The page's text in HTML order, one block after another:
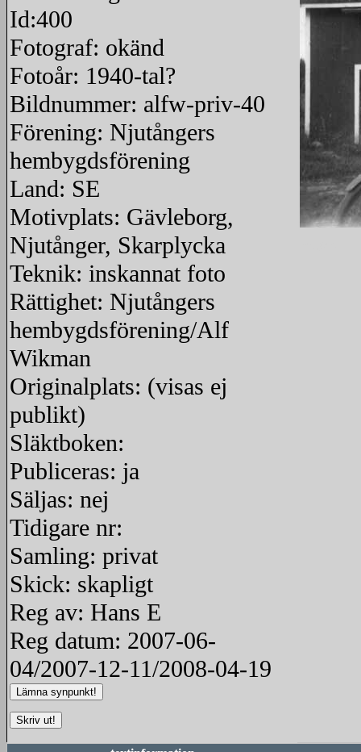
Id:400
Fotograf: okänd
Fotoår: 1940-tal?
Bildnummer: alfw-priv-40
Förening: Njutångers
hembygdsförening
Land: SE
Motivplats: Gävleborg,
Njutånger, Skarplycka
Teknik: inskannat foto
Rättighet: Njutångers
hembygdsförening/Alf
Wikman
Originalplats: (visas ej
publikt)
Släktboken:
Publiceras: ja
Säljas: nej
Tidigare nr:
Samling: privat
Skick: skapligt
Reg av: Hans E
Reg datum: 2007-06-
04/2007-12-11/2008-04-19